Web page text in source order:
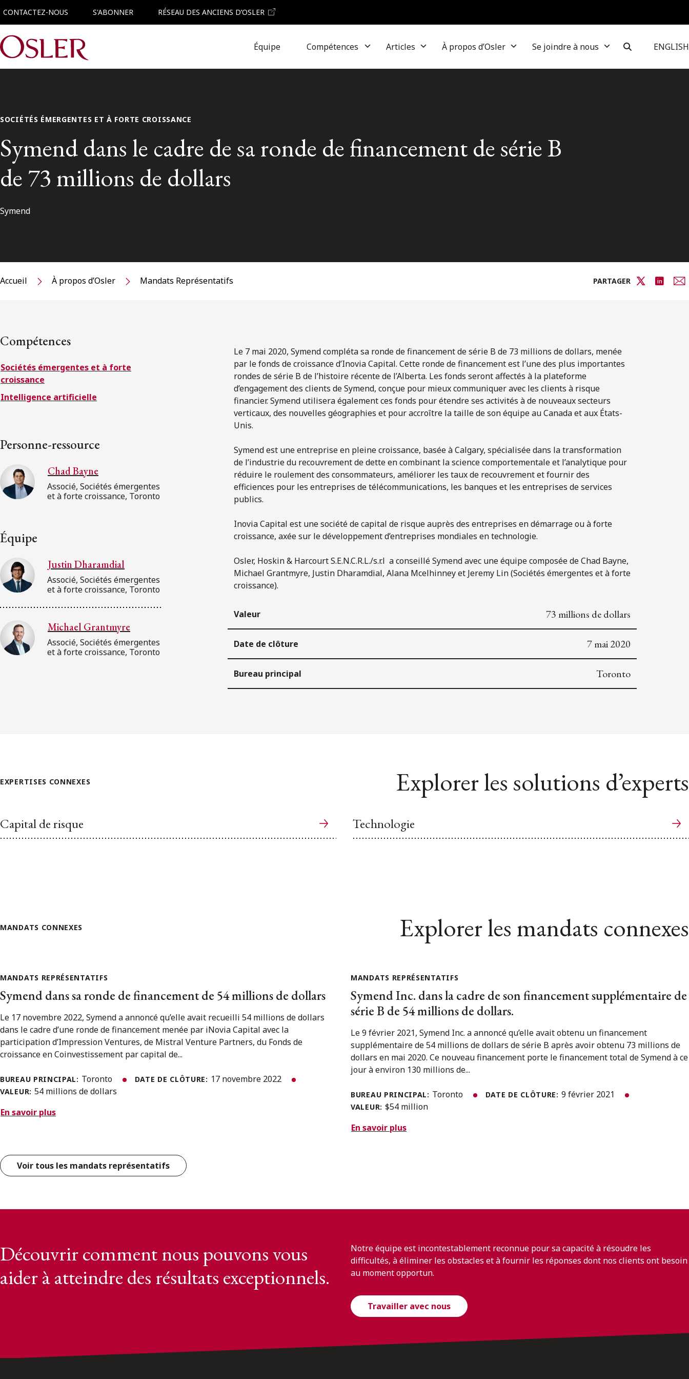
CONTACTEZ-NOUS S'ABONNER RÉSEAU DES ANCIENS D’OSLER
Main Navigation Équipe Compétences Articles À propos d’Osler Se joindre à nous ENGLISH
SOCIÉTÉS ÉMERGENTES ET À FORTE CROISSANCE
Symend dans le cadre de sa ronde de financement de série B
de 73 millions de dollars
Symend
Accueil À propos d’Osler Mandats Représentatifs PARTAGER
Compétences
Sociétés émergentes et à forte
croissance
Intelligence artificielle
Personne-ressource
Chad Bayne
Associé, Sociétés émergentes
et à forte croissance, Toronto
Équipe
Justin Dharamdial
Associé, Sociétés émergentes
et à forte croissance, Toronto
Michael Grantmyre
Associé, Sociétés émergentes
et à forte croissance, Toronto
Le 7 mai 2020, Symend compléta sa ronde de financement de série B de 73 millions de dollars, menée
par le fonds de croissance d’Inovia Capital. Cette ronde de financement est l’une des plus importantes
rondes de série B de l’histoire récente de l’Alberta. Les fonds seront affectés à la plateforme
d’engagement des clients de Symend, conçue pour mieux communiquer avec les clients à risque
financier. Symend utilisera également ces fonds pour étendre ses activités à de nouveaux secteurs
verticaux, des nouvelles géographies et pour accroître la taille de son équipe au Canada et aux États-
Unis.
Symend est une entreprise en pleine croissance, basée à Calgary, spécialisée dans la transformation
de l’industrie du recouvrement de dette en combinant la science comportementale et l’analytique pour
réduire le roulement des consommateurs, améliorer les taux de recouvrement et fournir des
efficiences pour les entreprises de télécommunications, les banques et les entreprises de services
publics.
Inovia Capital est une société de capital de risque auprès des entreprises en démarrage ou à forte
croissance, axée sur le développement d’entreprises mondiales en technologie.
Osler, Hoskin & Harcourt S.E.N.C.R.L./s.r.l a conseillé Symend avec une équipe composée de Chad Bayne,
Michael Grantmyre, Justin Dharamdial, Alana Mcelhinney et Jeremy Lin (Sociétés émergentes et à forte
croissance).
Valeur 73 millions de dollars
Date de clôture 7 mai 2020
Bureau principal Toronto
EXPERTISES CONNEXES Explorer les solutions d’experts
Capital de risque Technologie
MANDATS CONNEXES Explorer les mandats connexes
MANDATS REPRÉSENTATIFS
Symend dans sa ronde de financement de 54 millions de dollars
Le 17 novembre 2022, Symend a annoncé qu’elle avait recueilli 54 millions de dollars
dans le cadre d’une ronde de financement menée par iNovia Capital avec la
participation d’Impression Ventures, de Mistral Venture Partners, du Fonds de
croissance en Coinvestissement par capital de...
BUREAU PRINCIPAL: Toronto DATE DE CLÔTURE: 17 novembre 2022
VALEUR: 54 millions de dollars
En savoir plus
MANDATS REPRÉSENTATIFS
Symend Inc. dans la cadre de son financement supplémentaire de
série B de 54 millions de dollars.
Le 9 février 2021, Symend Inc. a annoncé qu’elle avait obtenu un financement
supplémentaire de 54 millions de dollars de série B après avoir obtenu 73 millions de
dollars en mai 2020. Ce nouveau financement porte le financement total de Symend à ce
jour à environ 130 millions de...
BUREAU PRINCIPAL: Toronto DATE DE CLÔTURE: 9 février 2021
VALEUR: $54 million
En savoir plus
Voir tous les mandats représentatifs
Découvrir comment nous pouvons vous
aider à atteindre des résultats exceptionnels.
Notre équipe est incontestablement reconnue pour sa capacité à résoudre les
difficultés, à éliminer les obstacles et à fournir les réponses dont nos clients ont besoin
au moment opportun.
Travailler avec nous